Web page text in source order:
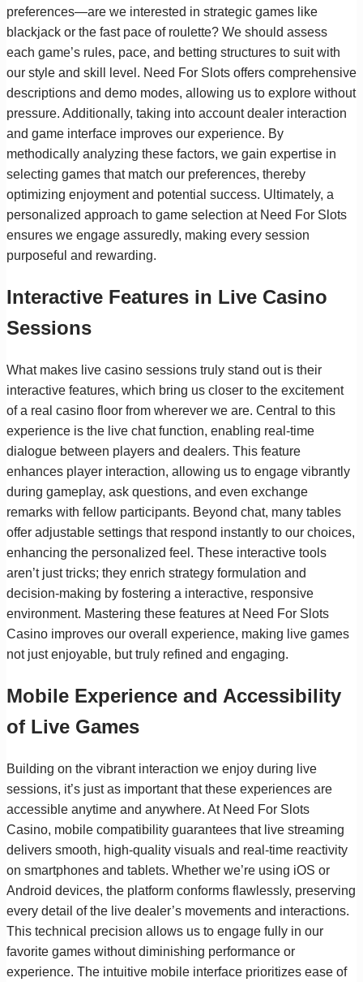
preferences—are we interested in strategic games like
blackjack or the fast pace of roulette? We should assess
each game’s rules, pace, and betting structures to suit with
our style and skill level. Need For Slots offers comprehensive
descriptions and demo modes, allowing us to explore without
pressure. Additionally, taking into account dealer interaction
and game interface improves our experience. By
methodically analyzing these factors, we gain expertise in
selecting games that match our preferences, thereby
optimizing enjoyment and potential success. Ultimately, a
personalized approach to game selection at Need For Slots
ensures we engage assuredly, making every session
purposeful and rewarding.
Interactive Features in Live Casino
Sessions
What makes live casino sessions truly stand out is their
interactive features, which bring us closer to the excitement
of a real casino floor from wherever we are. Central to this
experience is the live chat function, enabling real-time
dialogue between players and dealers. This feature
enhances player interaction, allowing us to engage vibrantly
during gameplay, ask questions, and even exchange
remarks with fellow participants. Beyond chat, many tables
offer adjustable settings that respond instantly to our choices,
enhancing the personalized feel. These interactive tools
aren’t just tricks; they enrich strategy formulation and
decision-making by fostering a interactive, responsive
environment. Mastering these features at Need For Slots
Casino improves our overall experience, making live games
not just enjoyable, but truly refined and engaging.
Mobile Experience and Accessibility
of Live Games
Building on the vibrant interaction we enjoy during live
sessions, it’s just as important that these experiences are
accessible anytime and anywhere. At Need For Slots
Casino, mobile compatibility guarantees that live streaming
delivers smooth, high-quality visuals and real-time reactivity
on smartphones and tablets. Whether we’re using iOS or
Android devices, the platform conforms flawlessly, preserving
every detail of the live dealer’s movements and interactions.
This technical precision allows us to engage fully in our
favorite games without diminishing performance or
experience. The intuitive mobile interface prioritizes ease of